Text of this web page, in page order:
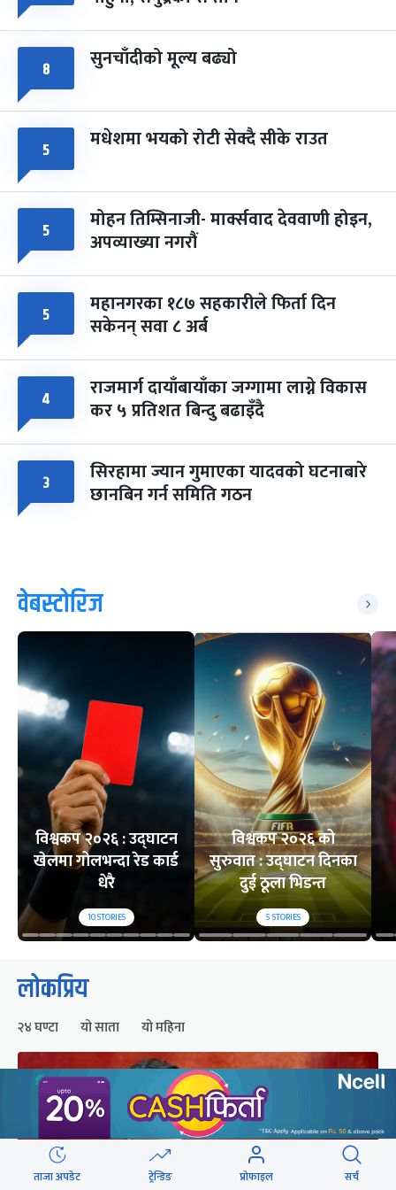
८ सुनचाँदीको मूल्य बढ्यो
५ मधेशमा भयको रोटी सेक्दै सीके राउत
५ मोहन तिम्सिनाजी- मार्क्सवाद देववाणी होइन,
अपव्याख्या नगरौं
५ महानगरका १८७ सहकारीले फिर्ता दिन
सकेनन् सवा ८ अर्ब
४ राजमार्ग दायाँबायाँका जग्गामा लाग्ने विकास
कर ५ प्रतिशत बिन्दु बढाइँदै
३ सिरहामा ज्यान गुमाएका यादवको घटनाबारे
छानबिन गर्न समिति गठन
वेबस्टोरिज
विश्वकप २०२६ : उद्घाटन
खेलमा गोलभन्दा रेड कार्ड
धेरै
10STORIES
विश्वकप २०२६ को
सुरुवात : उद्घाटन दिनका
दुई ठूला भिडन्त
5STORIES
लोकप्रिय
२४ घण्टा यो साता यो महिना
ताजा अपडेट ट्रेन्डिङ प्रोफाइल सर्च